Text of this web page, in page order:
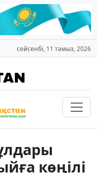
сейсенбі, 11 тамыз, 2026
көңілі